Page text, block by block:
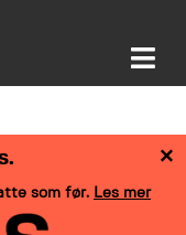
×
som før. Les mer